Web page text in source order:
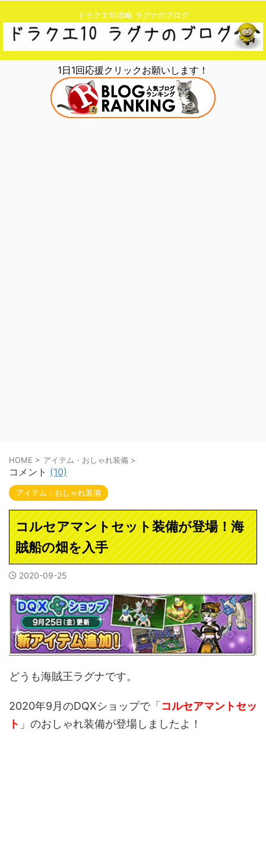
ドラクエ10攻略 ラグナのブログ
1日1回応援クリックお願いします！
HOME > アイテム・おしゃれ装備 >
コメント (10)
アイテム・おしゃれ装備
コルセアマントセット装備が登場！海
賊船の畑を入手
2020-09-25
どうも海賊王ラグナです。
2020年9月のDQXショップで「コルセアマントセッ
ト 」のおしゃれ装備が登場しましたよ！